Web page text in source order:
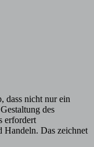
dass nicht nur ein
des
erfordert
Handeln. Das zeichnet